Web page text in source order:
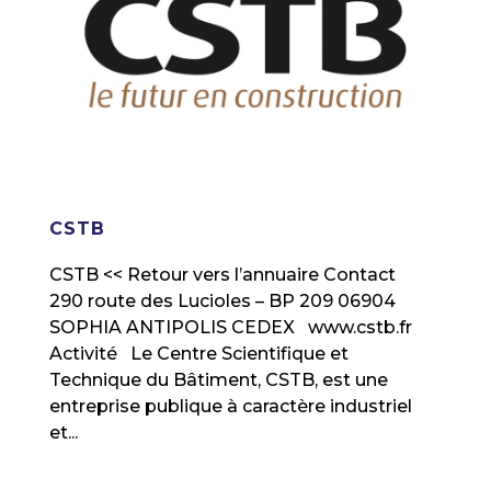
CSTB
CSTB << Retour vers l’annuaire Contact
290 route des Lucioles – BP 209 06904
SOPHIA ANTIPOLIS CEDEX www.cstb.fr
Activité Le Centre Scientifique et
Technique du Bâtiment, CSTB, est une
entreprise publique à caractère industriel
et...